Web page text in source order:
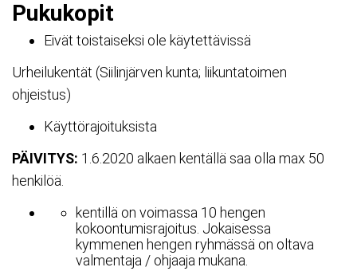
Pukukopit
Eivät toistaiseksi ole käytettävissä
Urheilukentät (Siilinjärven kunta; liikuntatoimen
ohjeistus)
Käyttörajoituksista
PÄIVITYS: 1.6.2020 alkaen kentällä saa olla max 50
henkilöä.
kentillä on voimassa 10 hengen
kokoontumisrajoitus. Jokaisessa
kymmenen hengen ryhmässä on oltava
valmentaja / ohjaaja mukana.